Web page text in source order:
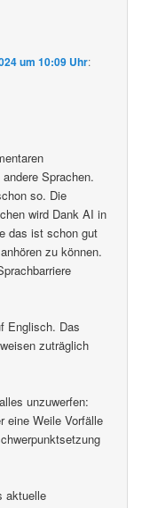
um 10:09 Uhr:
Sprachen.
so. Die
wird Dank AI in
das ist schon gut
zu können.
Englisch. Das
zuträglich
unzuwerfen:
eine Weile Vorfälle
aktuelle